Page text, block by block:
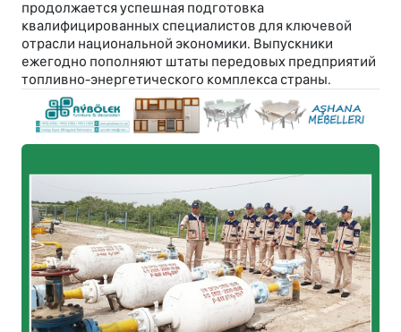
продолжается успешная подготовка
квалифицированных специалистов для ключевой
отрасли национальной экономики. Выпускники
ежегодно пополняют штаты передовых предприятий
топливно-энергетического комплекса страны.